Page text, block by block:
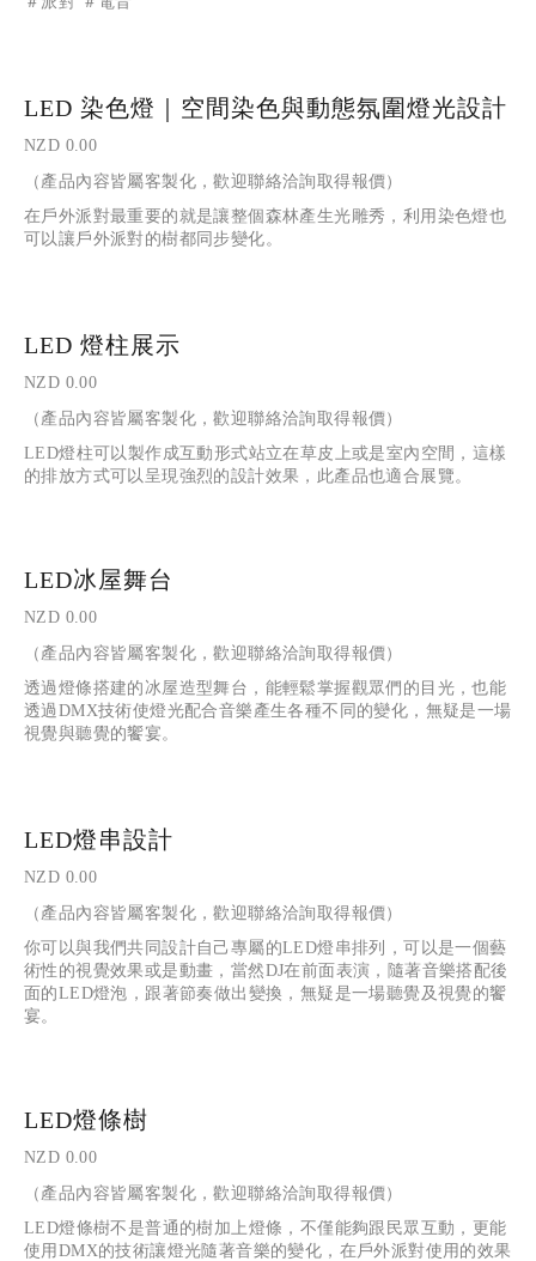
LED 染色燈｜空間染色與動態氛圍燈光設計
NZD 0.00
（產品內容皆屬客製化，歡迎聯絡洽詢取得報價）
在戶外派對最重要的就是讓整個森林產生光雕秀，利用染色燈也
可以讓戶外派對的樹都同步變化。
LED 燈柱展示
NZD 0.00
（產品內容皆屬客製化，歡迎聯絡洽詢取得報價）
LED燈柱可以製作成互動形式站立在草皮上或是室內空間，這樣
的排放方式可以呈現強烈的設計效果，此產品也適合展覽。
LED冰屋舞台
NZD 0.00
（產品內容皆屬客製化，歡迎聯絡洽詢取得報價）
透過燈條搭建的冰屋造型舞台，能輕鬆掌握觀眾們的目光，也能
透過DMX技術使燈光配合音樂產生各種不同的變化，無疑是一場
視覺與聽覺的饗宴。
LED燈串設計
NZD 0.00
（產品內容皆屬客製化，歡迎聯絡洽詢取得報價）
你可以與我們共同設計自己專屬的LED燈串排列，可以是一個藝
術性的視覺效果或是動畫，當然DJ在前面表演，隨著音樂搭配後
面的LED燈泡，跟著節奏做出變換，無疑是一場聽覺及視覺的饗
宴。
LED燈條樹
NZD 0.00
（產品內容皆屬客製化，歡迎聯絡洽詢取得報價）
LED燈條樹不是普通的樹加上燈條，不僅能夠跟民眾互動，更能
使用DMX的技術讓燈光隨著音樂的變化，在戶外派對使用的效果